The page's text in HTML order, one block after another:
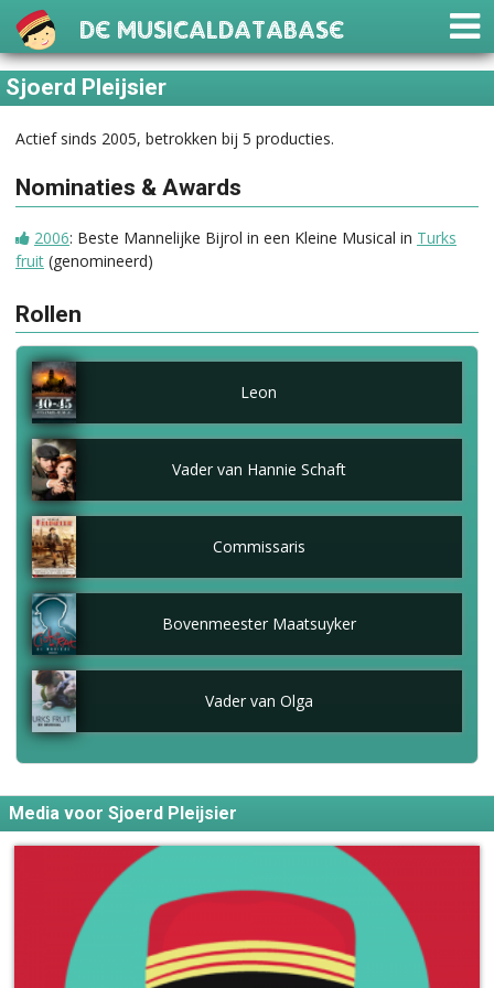
De Musicaldatabase
Sjoerd Pleijsier
Actief sinds 2005, betrokken bij 5 producties.
Nominaties & Awards
2006: Beste Mannelijke Bijrol in een Kleine Musical in Turks
fruit (genomineerd)
Rollen
Leon
Vader van Hannie Schaft
Commissaris
Bovenmeester Maatsuyker
Vader van Olga
Media voor Sjoerd Pleijsier